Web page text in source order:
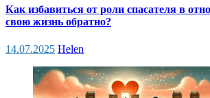
Как избавиться от роли спасателя в
свою жизнь обратно?
14.07.2025 Helen